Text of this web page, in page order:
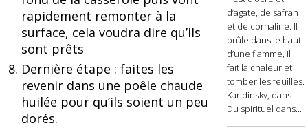
rapidement remonter à la
surface, cela voudra dire qu’ils
sont prêts
Dernière étape : faites les
revenir dans une poêle chaude
huilée pour qu’ils soient un peu
dorés.
d’agate, de safran
et de cornaline. Il
brûle dans le haut
d’une flamme, il
fait la chaleur et
tomber les feuilles.
Kandinsky, dans
Du spirituel dans...